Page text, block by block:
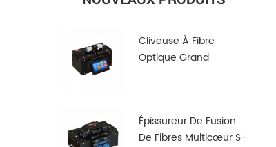
Cliveuse À Fibre
Optique Grand
Épissureur De Fusion
De Fibres Multicœur S-